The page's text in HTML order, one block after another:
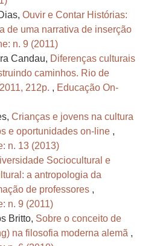
Ouvir e Contar Histórias:
de uma narrativa de inserção
n. 9 (2011)
Candau, Diferenças culturais
caminhos. Rio de
212p. , Educação On-
Crianças e jovens na cultura
e oportunidades on-line ,
n. 13 (2013)
Sociocultural e
a antropologia da
de professores ,
n. 9 (2011)
Britto, Sobre o conceito de
na filosofia moderna alemã ,